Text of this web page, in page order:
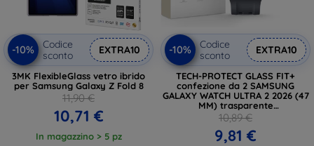
-10%
Codice
sconto
EXTRA10
3MK FlexibleGlass vetro ibrido
per Samsung Galaxy Z Fold 8
11,90 €
10,71 €
In magazzino > 5 pz
-10%
Codice
sconto
EXTRA10
TECH-PROTECT GLASS FIT+
confezione da 2 SAMSUNG
GALAXY WATCH ULTRA 2 2026 (47
MM) trasparente
(5906302324668)
10,89 €
9,81 €